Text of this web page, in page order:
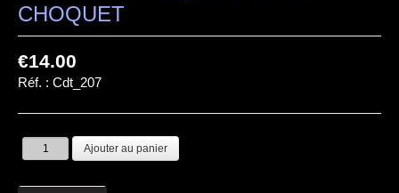
CHOQUET
€14.00
Réf. : Cdt_207